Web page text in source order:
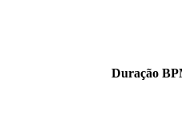
Duração